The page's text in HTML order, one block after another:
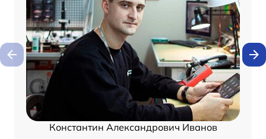
Константин Александрович Иванов